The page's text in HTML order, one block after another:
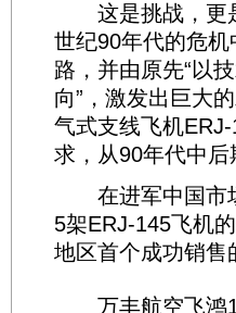
这是挑战，更是
世纪90年代的危
路，并由原先“以
向”，激发出巨大
气式支线飞机
求，从90年代中
在进军中国市场
5架ERJ-145飞机
地区首个成功销售
万丰航空飞鸿